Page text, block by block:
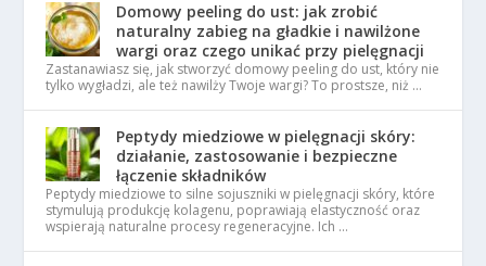
Domowy peeling do ust: jak zrobić
naturalny zabieg na gładkie i nawilżone
wargi oraz czego unikać przy pielęgnacji
Zastanawiasz się, jak stworzyć domowy peeling do ust, który nie
tylko wygładzi, ale też nawilży Twoje wargi? To prostsze, niż …
Peptydy miedziowe w pielęgnacji skóry:
działanie, zastosowanie i bezpieczne
łączenie składników
Peptydy miedziowe to silne sojuszniki w pielęgnacji skóry, które
stymulują produkcję kolagenu, poprawiają elastyczność oraz
wspierają naturalne procesy regeneracyjne. Ich …